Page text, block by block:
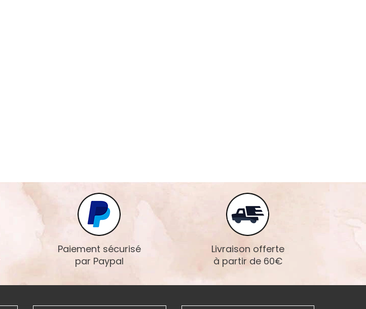
Paiement sécurisé
par Paypal
Livraison offerte
à partir de 60€